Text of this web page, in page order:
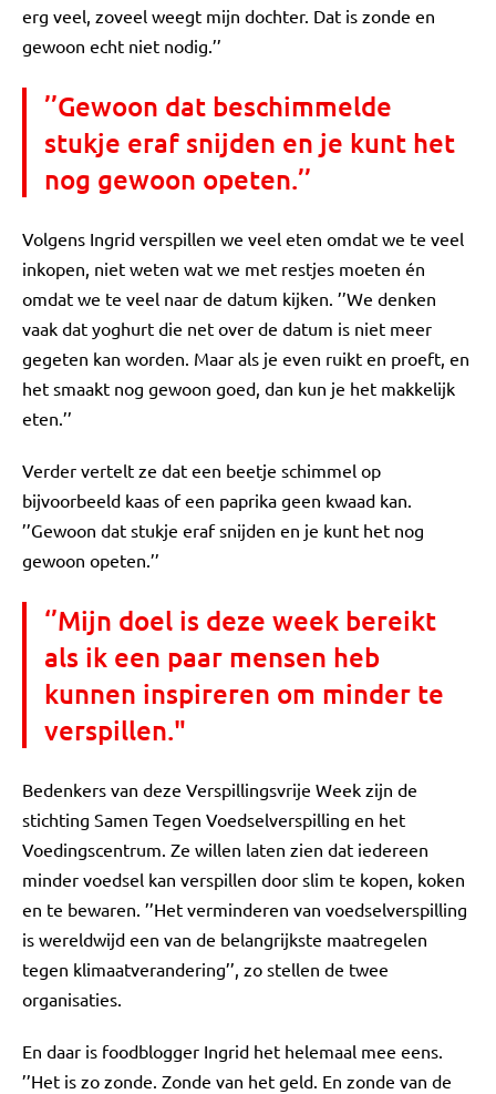
erg veel, zoveel weegt mijn dochter. Dat is zonde en
gewoon echt niet nodig.’’
’’Gewoon dat beschimmelde
stukje eraf snijden en je kunt het
nog gewoon opeten.’’
Volgens Ingrid verspillen we veel eten omdat we te veel
inkopen, niet weten wat we met restjes moeten én
omdat we te veel naar de datum kijken. ’’We denken
vaak dat yoghurt die net over de datum is niet meer
gegeten kan worden. Maar als je even ruikt en proeft, en
het smaakt nog gewoon goed, dan kun je het makkelijk
eten.’’
Verder vertelt ze dat een beetje schimmel op
bijvoorbeeld kaas of een paprika geen kwaad kan.
’’Gewoon dat stukje eraf snijden en je kunt het nog
gewoon opeten.’’
‘’Mijn doel is deze week bereikt
als ik een paar mensen heb
kunnen inspireren om minder te
verspillen."
Bedenkers van deze Verspillingsvrije Week zijn de
stichting Samen Tegen Voedselverspilling en het
Voedingscentrum. Ze willen laten zien dat iedereen
minder voedsel kan verspillen door slim te kopen, koken
en te bewaren. ’’Het verminderen van voedselverspilling
is wereldwijd een van de belangrijkste maatregelen
tegen klimaatverandering’’, zo stellen de twee
organisaties.
En daar is foodblogger Ingrid het helemaal mee eens.
’’Het is zo zonde. Zonde van het geld. En zonde van de